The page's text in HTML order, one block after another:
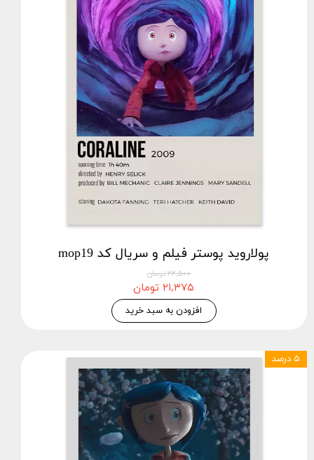
پولاروید پوستر فیلم و سریال کد mop19
۲۲,۵۰۰ تومان
۲۱,۳۷۵ تومان
افزودن به سبد خرید
۵ درصد